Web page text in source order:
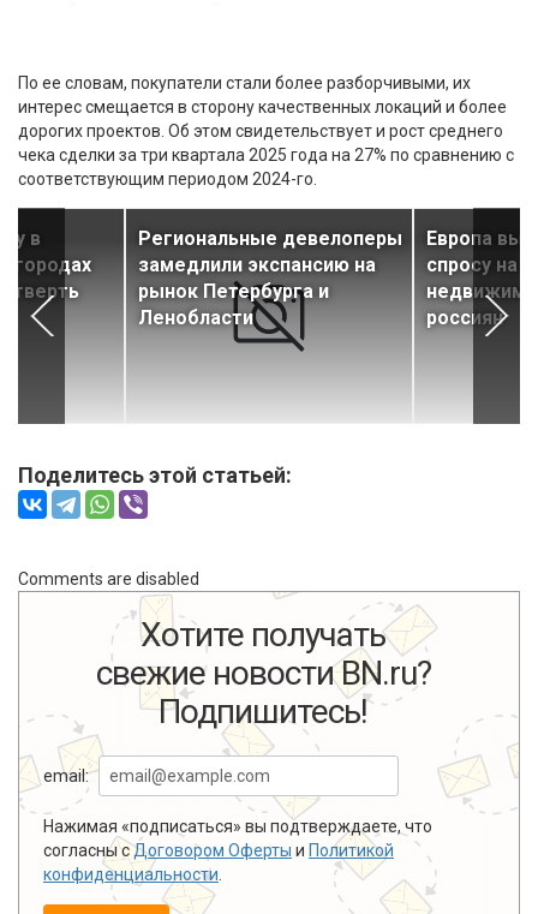
По ее словам, покупатели стали более разборчивыми, их
интерес смещается в сторону качественных локаций и более
дорогих проектов. Об этом свидетельствует и рост среднего
чека сделки за три квартала 2025 года на 27% по сравнению с
соответствующим периодом 2024-го.
в
Региональные девелоперы
замедлили экспансию на
рынок Петербурга и
Ленобласти
Европа
спросу на
россиян
Поделитесь этой статьей:
Comments are disabled
Хотите получать
свежие новости BN.ru?
Подпишитесь!
email:
Нажимая «подписаться» вы подтверждаете, что
согласны сДоговором Оферты и Политикой
конфиденциальности